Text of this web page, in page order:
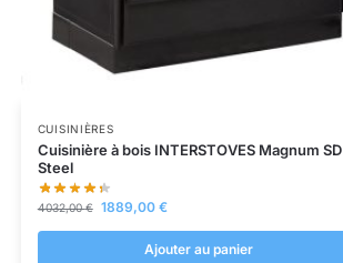
CUISINIÈRES
Cuisinière à bois INTERSTOVES Magnum SD
Steel
4032,00€ 1889,00 €
Ajouter au panier